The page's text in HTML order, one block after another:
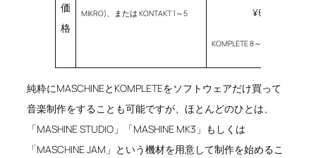
価
格
MIKRO)、または KONTAKT 1～5 ¥69,800
KOMPLETE 8～11から
純粋にMASCHINEとKOMPLETEをソフトウェアだけ買って
音楽制作をすることも可能ですが、ほとんどのひとは、
「MASHINE STUDIO」「MASHINE MK3」もしくは
「MASCHINE JAM」という機材を用意して制作を始めるこ